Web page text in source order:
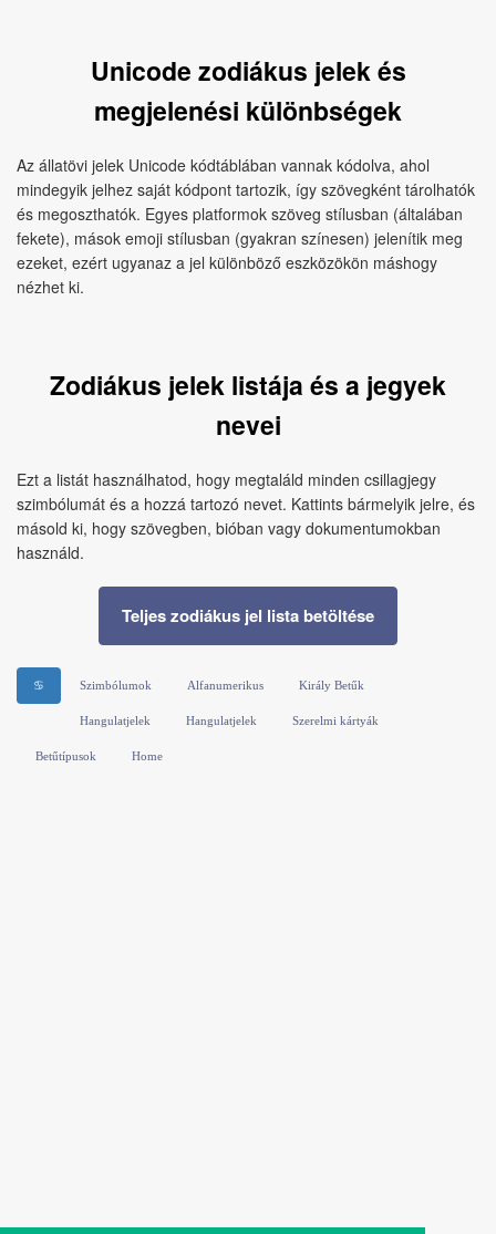
Unicode zodiákus jelek és
megjelenési különbségek
Az állatövi jelek Unicode kódtáblában vannak kódolva, ahol
mindegyik jelhez saját kódpont tartozik, így szövegként tárolhatók
és megoszthatók. Egyes platformok szöveg stílusban (általában
fekete), mások emoji stílusban (gyakran színesen) jelenítik meg
ezeket, ezért ugyanaz a jel különböző eszközökön máshogy
nézhet ki.
Zodiákus jelek listája és a jegyek
nevei
Ezt a listát használhatod, hogy megtaláld minden csillagjegy
szimbólumát és a hozzá tartozó nevet. Kattints bármelyik jelre, és
másold ki, hogy szövegben, bióban vagy dokumentumokban
használd.
Teljes zodiákus jel lista betöltése
♋ Szimbólumok Alfanumerikus Király Betűk
Hangulatjelek Hangulatjelek Szerelmi kártyák
Betűtípusok Home